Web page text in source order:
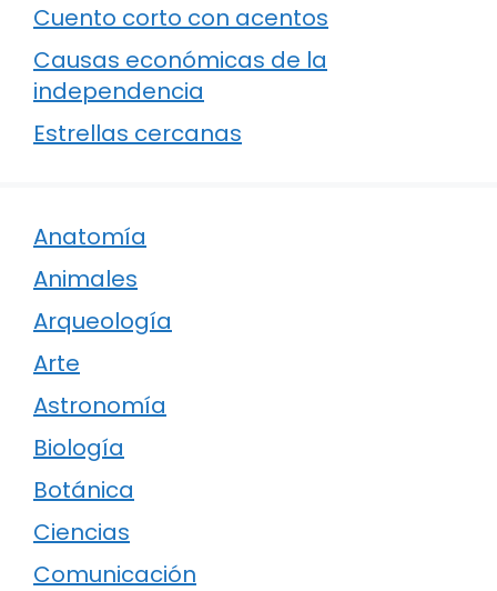
Cuento corto con acentos
Causas económicas de la
independencia
Estrellas cercanas
Anatomía
Animales
Arqueología
Arte
Astronomía
Biología
Botánica
Ciencias
Comunicación